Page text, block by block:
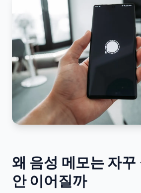
왜 음성 메모는 자
안 이어질까